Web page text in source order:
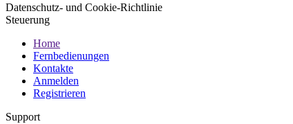
Datenschutz- und Cookie-Richtlinie
Steuerung
Home
Fernbedienungen
Kontakte
Anmelden
Registrieren
Support